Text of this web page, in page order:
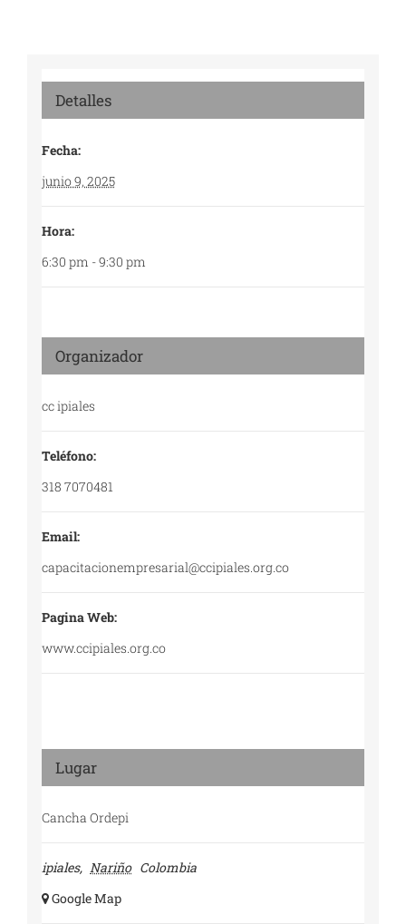
Detalles
Fecha:
junio 9, 2025
Hora:
6:30 pm - 9:30 pm
Organizador
cc ipiales
Teléfono:
318 7070481
Email:
capacitacionempresarial@ccipiales.org.co
Pagina Web:
www.ccipiales.org.co
Lugar
Cancha Ordepi
ipiales, Nariño Colombia
+ Google Map